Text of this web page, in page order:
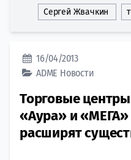
Сергей Жвачкин
16/04/2013
ADME Новости
Торговые
«Аура» и «МЕГА»
расширят